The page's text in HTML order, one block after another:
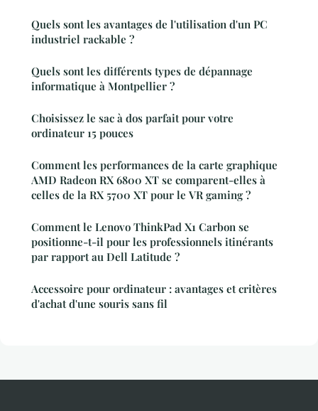
Quels sont les avantages de l'utilisation d'un PC
industriel rackable ?
Quels sont les différents types de dépannage
informatique à Montpellier ?
Choisissez le sac à dos parfait pour votre
ordinateur 15 pouces
Comment les performances de la carte graphique
AMD Radeon RX 6800 XT se comparent-elles à
celles de la RX 5700 XT pour le VR gaming ?
Comment le Lenovo ThinkPad X1 Carbon se
positionne-t-il pour les professionnels itinérants
par rapport au Dell Latitude ?
Accessoire pour ordinateur : avantages et critères
d'achat d'une souris sans fil